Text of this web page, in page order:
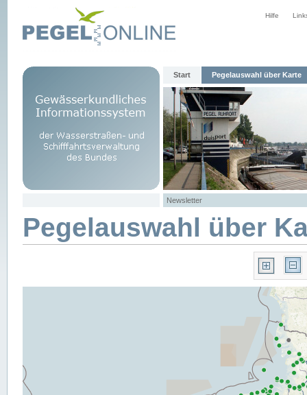
Hilfe
Start Pegelauswahl über Karte
Newsletter
Pegelauswahl über